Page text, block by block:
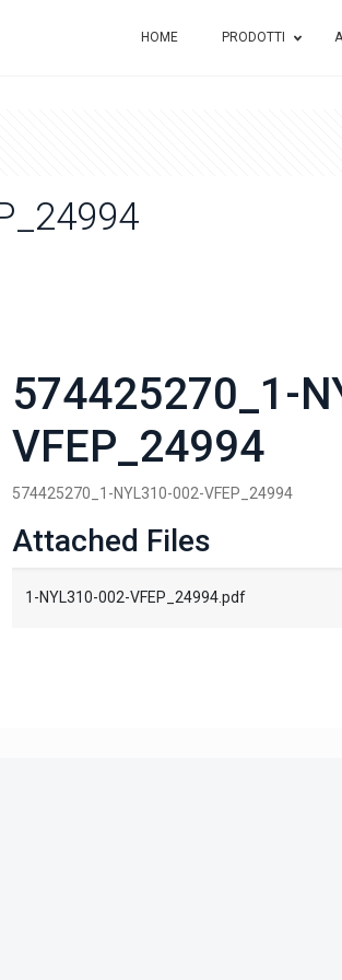
HOME PRODOTTI
574425270_1-
VFEP_24994
574425270_1-NYL310-002-VFEP_24994
Attached Files
1-NYL310-002-VFEP_24994.pdf